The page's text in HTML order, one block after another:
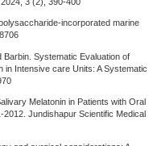
incorporated marine
Barbin. Systematic Evaluation of
in Intensive care Units: A Systematic
Melatonin in Patients with Oral
Jundishapur Scientific Medical